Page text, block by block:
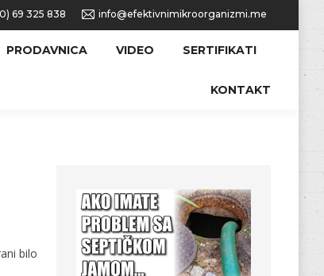
69 325 838 info@efektivnimikroorganizmi.me
PRODAVNICA VIDEO SERTIFIKATI
KONTAKT
bilo